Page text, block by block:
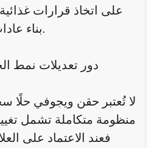
على اتخاذ قرارات
بناء عادات صحية طويلة الأمد.
دور تعديلات نمط
لا تُعتبر حقن ويجوفي حلًا
منظومة متكاملة تشمل
فعند الاعتماد على